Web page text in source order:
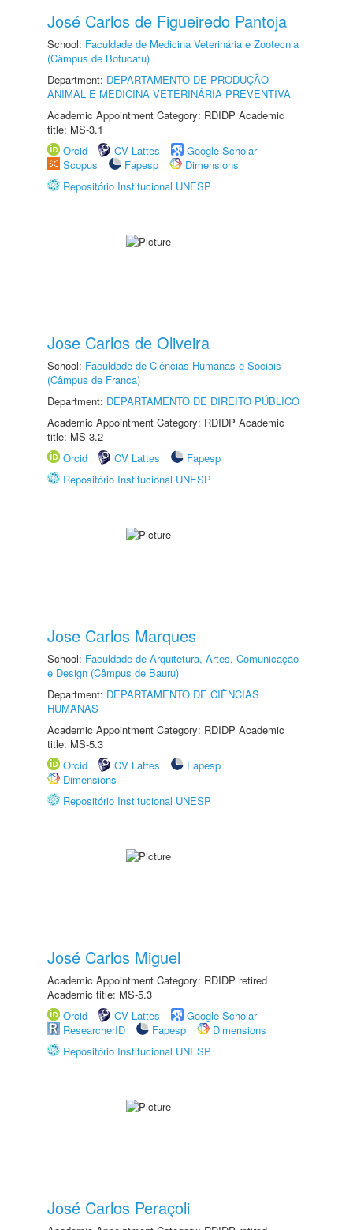
José Carlos de Figueiredo Pantoja
School: Faculdade de Medicina Veterinária e Zootecnia
(Câmpus de Botucatu)
Department: DEPARTAMENTO DE PRODUÇÃO
ANIMAL E MEDICINA VETERINÁRIA PREVENTIVA
Academic Appointment Category: RDIDP Academic
title: MS-3.1
Orcid
CV Lattes
Google Scholar
Scopus
Fapesp
Dimensions
Repositório Institucional UNESP
Jose Carlos de Oliveira
School: Faculdade de Ciências Humanas e Sociais
(Câmpus de Franca)
Department: DEPARTAMENTO DE DIREITO PÚBLICO
Academic Appointment Category: RDIDP Academic
title: MS-3.2
Orcid
CV Lattes
Fapesp
Repositório Institucional UNESP
Jose Carlos Marques
School: Faculdade de Arquitetura, Artes, Comunicação
e Design (Câmpus de Bauru)
Department: DEPARTAMENTO DE CIÊNCIAS
HUMANAS
Academic Appointment Category: RDIDP Academic
title: MS-5.3
Orcid
CV Lattes
Fapesp
Dimensions
Repositório Institucional UNESP
José Carlos Miguel
Academic Appointment Category: RDIDP retired
Academic title: MS-5.3
Orcid
CV Lattes
Google Scholar
ResearcherID
Fapesp
Dimensions
Repositório Institucional UNESP
José Carlos Peraçoli